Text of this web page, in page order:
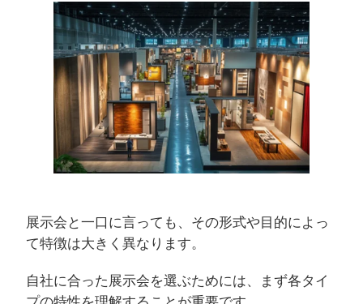
展示会と一口に言っても、その形式や目的によっ
て特徴は大きく異なります。
自社に合った展示会を選ぶためには、まず各タイ